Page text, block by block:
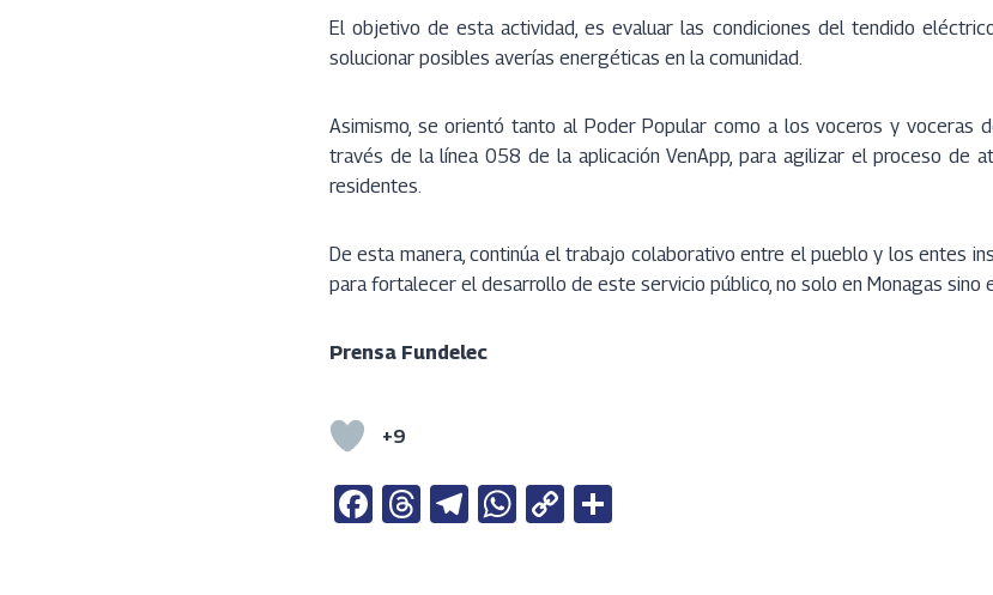
El objetivo de esta actividad, es evaluar las condiciones del tendido
solucionar posibles averías energéticas en la comunidad.
Asimismo, se orientó tanto al Poder Popular como a los voceros y voceras
través de la línea 058 de la aplicación VenApp, para agilizar el proceso de
residentes.
De esta manera, continúa el trabajo colaborativo entre el pueblo y los entes
para fortalecer el desarrollo de este servicio público, no solo en Monagas sino
Prensa Fundelec
+9
Fa T
Te W
C